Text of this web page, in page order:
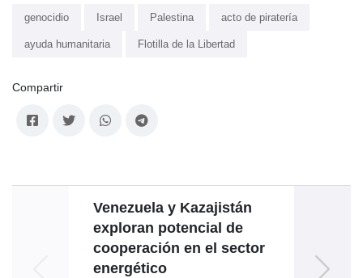
genocidio Israel Palestina acto de piratería
ayuda humanitaria Flotilla de la Libertad
Compartir
Venezuela y Kazajistán
exploran potencial de
cooperación en el sector
energético